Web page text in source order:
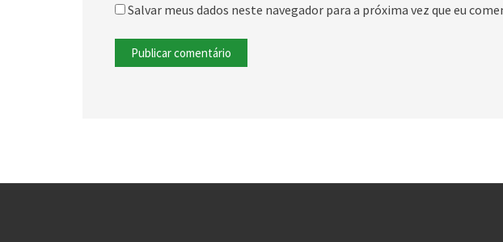
Salvar meus dados neste navegador para a próxima vez que eu